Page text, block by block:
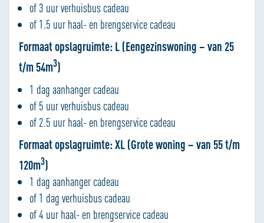
of 3 uur verhuisbus cadeau
of 1.5 uur haal- en brengservice cadeau
Formaat opslagruimte: L (Eengezinswoning – van 25
t/m 54m3)
1 dag aanhanger cadeau
of 5 uur verhuisbus cadeau
of 2.5 uur haal- en brengservice cadeau
Formaat opslagruimte: XL (Grote woning – van 55 t/m
120m3)
1 dag aanhanger cadeau
of 1 dag verhuisbus cadeau
of 4 uur haal- en brengservice cadeau